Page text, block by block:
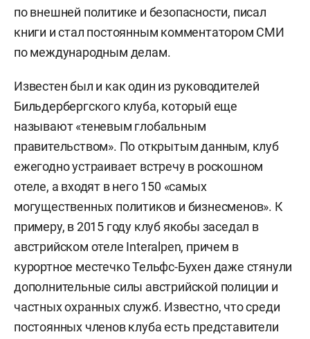
по внешней политике и безопасности, писал
книги и стал постоянным комментатором СМИ
по международным делам.
Известен был и как один из руководителей
Бильдербергского клуба, который еще
называют «теневым глобальным
правительством». По открытым данным, клуб
ежегодно устраивает встречу в роскошном
отеле, а входят в него 150 «самых
могущественных политиков и бизнесменов». К
примеру, в 2015 году клуб якобы заседал в
австрийском отеле Interalpen, причем в
курортное местечко Тельфс-Бухен даже стянули
дополнительные силы австрийской полиции и
частных охранных служб. Известно, что среди
постоянных членов клуба есть представители